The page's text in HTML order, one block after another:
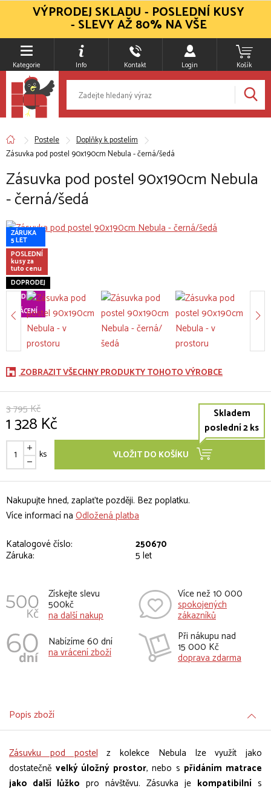
Kategorie Info Kontakt Login Košík
Postele
Doplňky k postelím
Zásuvka pod postel 90x190cm Nebula - černá/šedá
Zásuvka pod postel 90x190cm Nebula
- černá/šedá
ZÁRUKA
5 LET
POSLEDNÍ
kusy za
tuto cenu
DOPRODEJ
60 DNÍ
VRÁCENÍ
ZOBRAZIT VŠECHNY PRODUKTY TOHOTO VÝROBCE
3 795 Kč
1 328 Kč
Skladem
poslední 2 ks
ks VLOŽIT DO KOŠÍKU
Nakupujte hned, zaplaťte později. Bez poplatku.
Více informací na Odložená platba
Katalogové číslo:
250670
Záruka: 5 let
Získejte slevu
500kč
na další nakup
Více než 10 000
spokojených
zákazníků
Nabízíme 60 dní
na vrácení zboží
Při nákupu nad
15 000 Kč
doprava zdarma
Popis zboží
Zásuvku pod postelz kolekce Nebula lze využít jako
dostatečně velký úložný prostor, nebo s přidáním matrace
jako další lůžko pro návštěvu. Zásuvka je kompatibilní s
VÝPRODEJ SKLADU - POSLEDNÍ KUSY
- SLEVY AŽ 80% NA VŠE